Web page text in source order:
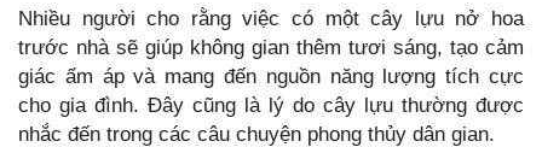
Nhiều người cho rằng việc có một cây lựu nở hoa
trước nhà sẽ giúp không gian thêm tươi sáng, tạo cảm
giác ấm áp và mang đến nguồn năng lượng tích cực
cho gia đình. Đây cũng là lý do cây lựu thường được
nhắc đến trong các câu chuyện phong thủy dân gian.